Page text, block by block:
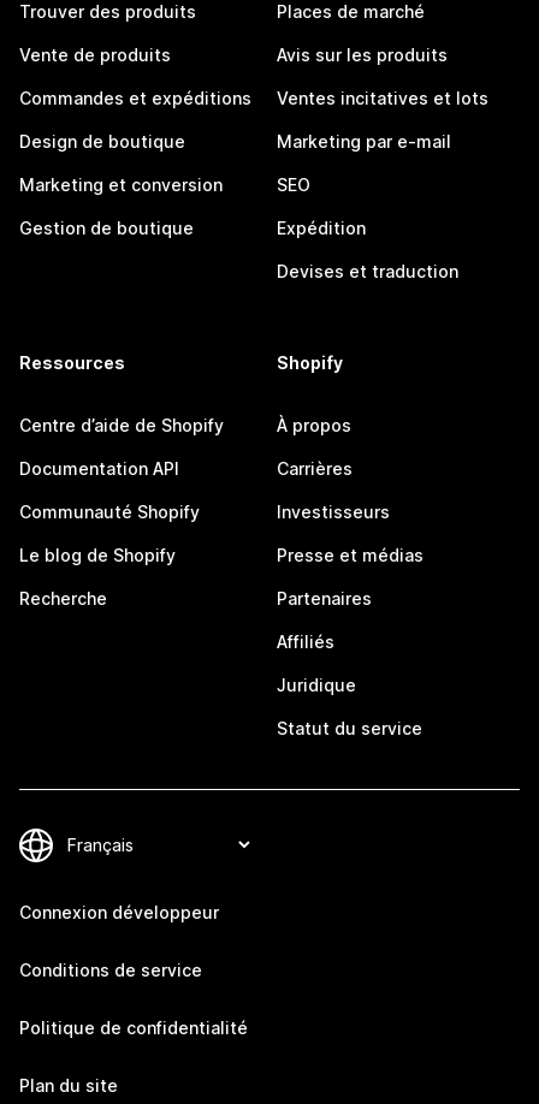
Trouver des produits
Vente de produits
Commandes et expéditions
Design de boutique
Marketing et conversion
Gestion de boutique
Places de marché
Avis sur les produits
Ventes incitatives et lots
Marketing par e-mail
SEO
Expédition
Devises et traduction
Ressources
Centre d’aide de Shopify
Documentation API
Communauté Shopify
Le blog de Shopify
Recherche
Shopify
À propos
Carrières
Investisseurs
Presse et médias
Partenaires
Affiliés
Juridique
Statut du service
Connexion développeur
Conditions de service
Politique de confidentialité
Plan du site